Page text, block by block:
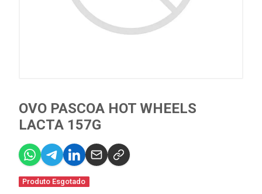
OVO PASCOA HOT WHEELS
LACTA 157G
Produto Esgotado